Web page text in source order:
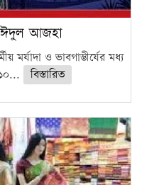
ঈদুল আজহা
ও ভাবগাম্ভীর্যের মধ্য
বিস্তারিত